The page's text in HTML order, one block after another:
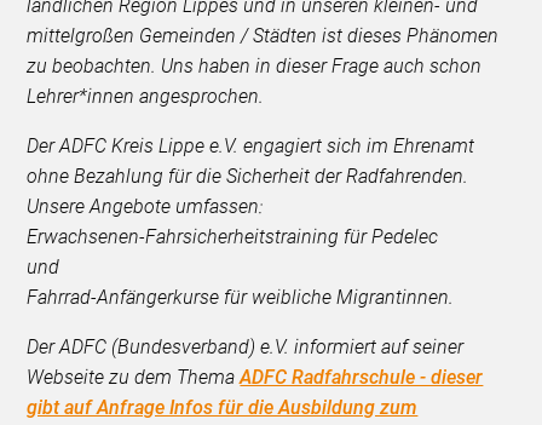
ländlichen Region Lippes und in unseren kleinen- und
mittelgroßen Gemeinden / Städten ist dieses Phänomen
zu beobachten. Uns haben in dieser Frage auch schon
Lehrer*innen angesprochen.
Der ADFC Kreis Lippe e.V. engagiert sich im Ehrenamt
ohne Bezahlung für die Sicherheit der Radfahrenden.
Unsere Angebote umfassen:
Erwachsenen-Fahrsicherheitstraining für Pedelec
und
Fahrrad-Anfängerkurse für weibliche Migrantinnen.
Der ADFC (Bundesverband) e.V. informiert auf seiner
Webseite zu dem ThemaADFC Radfahrschule - dieser
gibt auf Anfrage Infos für die Ausbildung zum